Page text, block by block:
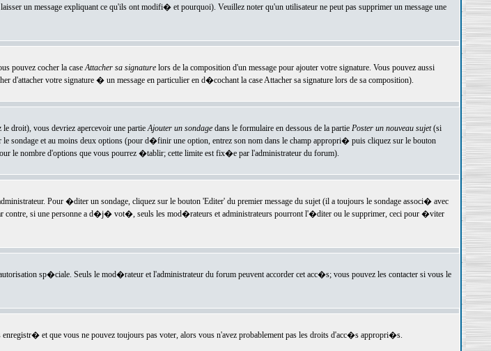
un message expliquant ce qu'ils ont modifi� et pourquoi). Veuillez noter qu'un utilisateur ne peut pas supprimer un message une
pouvez cocher la caseAttacher sa signaturelors de la composition d'un message pour ajouter votre signature. Vous pouvez aussi
votre signature � un message en particulier en d�cochant la case Attacher sa signature lors de sa composition).
droit), vous devriez apercevoir une partieAjouter un sondagedans le formulaire en dessous de la partie Poster un nouveau sujet(si
sondage et au moins deux options (pour d�finir une option, entrez son nom dans le champ appropri� puis cliquez sur le bouton
le nombre d'options que vous pourrez �tablir; cette limite est fix�e par l'administrateur du forum).
Pour �diter un sondage, cliquez sur le bouton 'Editer' du premier message du sujet (il a toujours le sondage associ� avec
contre, si une personne a d�j� vot�, seuls les mod�rateurs et administrateurs pourront l'�diter ou le supprimer, ceci pour �viter
sp�ciale. Seuls le mod�rateur et l'administrateur du forum peuvent accorder cet acc�s; vous pouvez les contacter si vous le
et que vous ne pouvez toujours pas voter, alors vous n'avez probablement pas les droits d'acc�s appropri�s.